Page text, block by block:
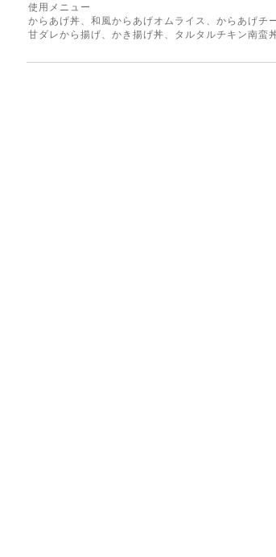
使用メニュー
からあげ丼、和風からあげオムライス、からあげチ
甘ダレから揚げ、かき揚げ丼、タルタルチキン南蛮